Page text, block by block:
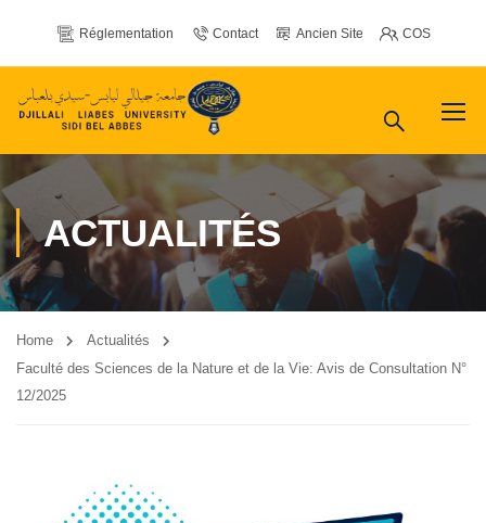
Réglementation Contact Ancien Site COS
ACTUALITÉS
Home
Actualités
Faculté des Sciences de la Nature et de la Vie: Avis de Consultation N°
12/2025